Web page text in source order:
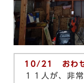
10/21 おわ
１１人が、非